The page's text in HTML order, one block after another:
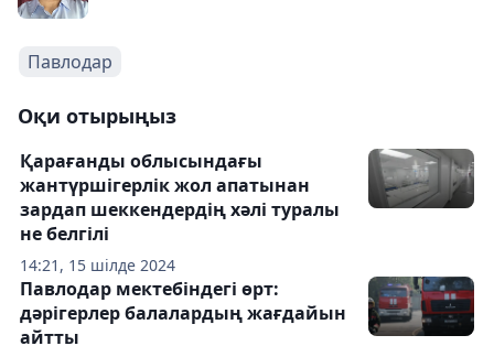
Павлодар
Оқи отырыңыз
14:21, 15 шілде 2024
Қарағанды облысындағы
жантүршігерлік жол апатынан
зардап шеккендердің хәлі туралы
не белгілі
Павлодар мектебіндегі өрт:
дәрігерлер балалардың жағдайын
айтты